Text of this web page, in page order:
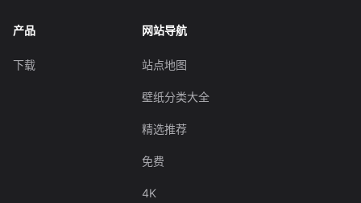
产品
下载
网站导航
站点地图
壁纸分类大全
精选推荐
免费
4K